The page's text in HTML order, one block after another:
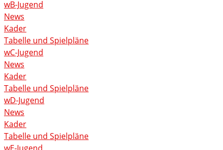
wB-Jugend
News
Kader
Tabelle und Spielpläne
wC-Jugend
News
Kader
Tabelle und Spielpläne
wD-Jugend
News
Kader
Tabelle und Spielpläne